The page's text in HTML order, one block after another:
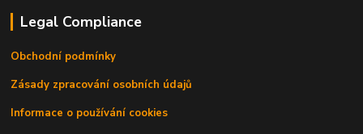
Legal Compliance
Obchodní podmínky
Zásady zpracování osobních údajů
Informace o používání cookies